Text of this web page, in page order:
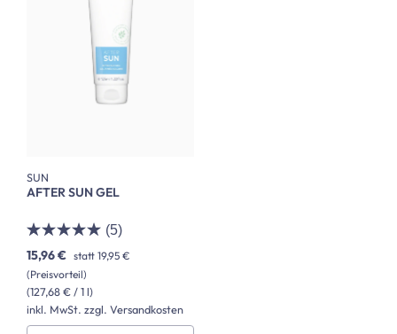
SUN
AFTER SUN GEL
(5)
(127,68 € / 1 l)
15,96 € statt 19,95 €
(Preisvorteil)
inkl. MwSt. zzgl. Versandkosten